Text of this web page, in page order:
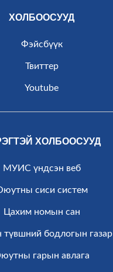
ХОЛБООСУУД
Фэйсбүүк
Твиттер
Youtube
ХОЛБООСУУД
МУИС үндсэн веб
сиси систем
Цахим номын сан
түвшний бодлогын газар
гарын авлага